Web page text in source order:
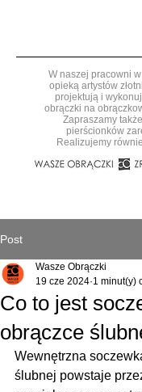
W naszej pracowni
opieką artystów
projektują i
obrączki na
Zapraszamy
pierścionków
Realizujemy
Post
Co to jest
obrączce
Wasze Obrączki
19 cze 2024 1 minut(y)
Wewnętrzna
ślubnej powstaje